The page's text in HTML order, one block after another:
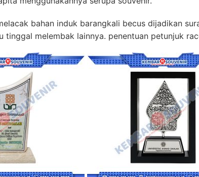
bahan induk barangkali becus dijadikan
tinggal melembak lainnya. penentuan petunjuk